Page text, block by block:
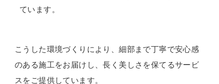
ています。
こうした環境づくりにより、細部まで丁寧で安心感
のある施工をお届けし、長く美しさを保てるサービ
スをご提供しています。